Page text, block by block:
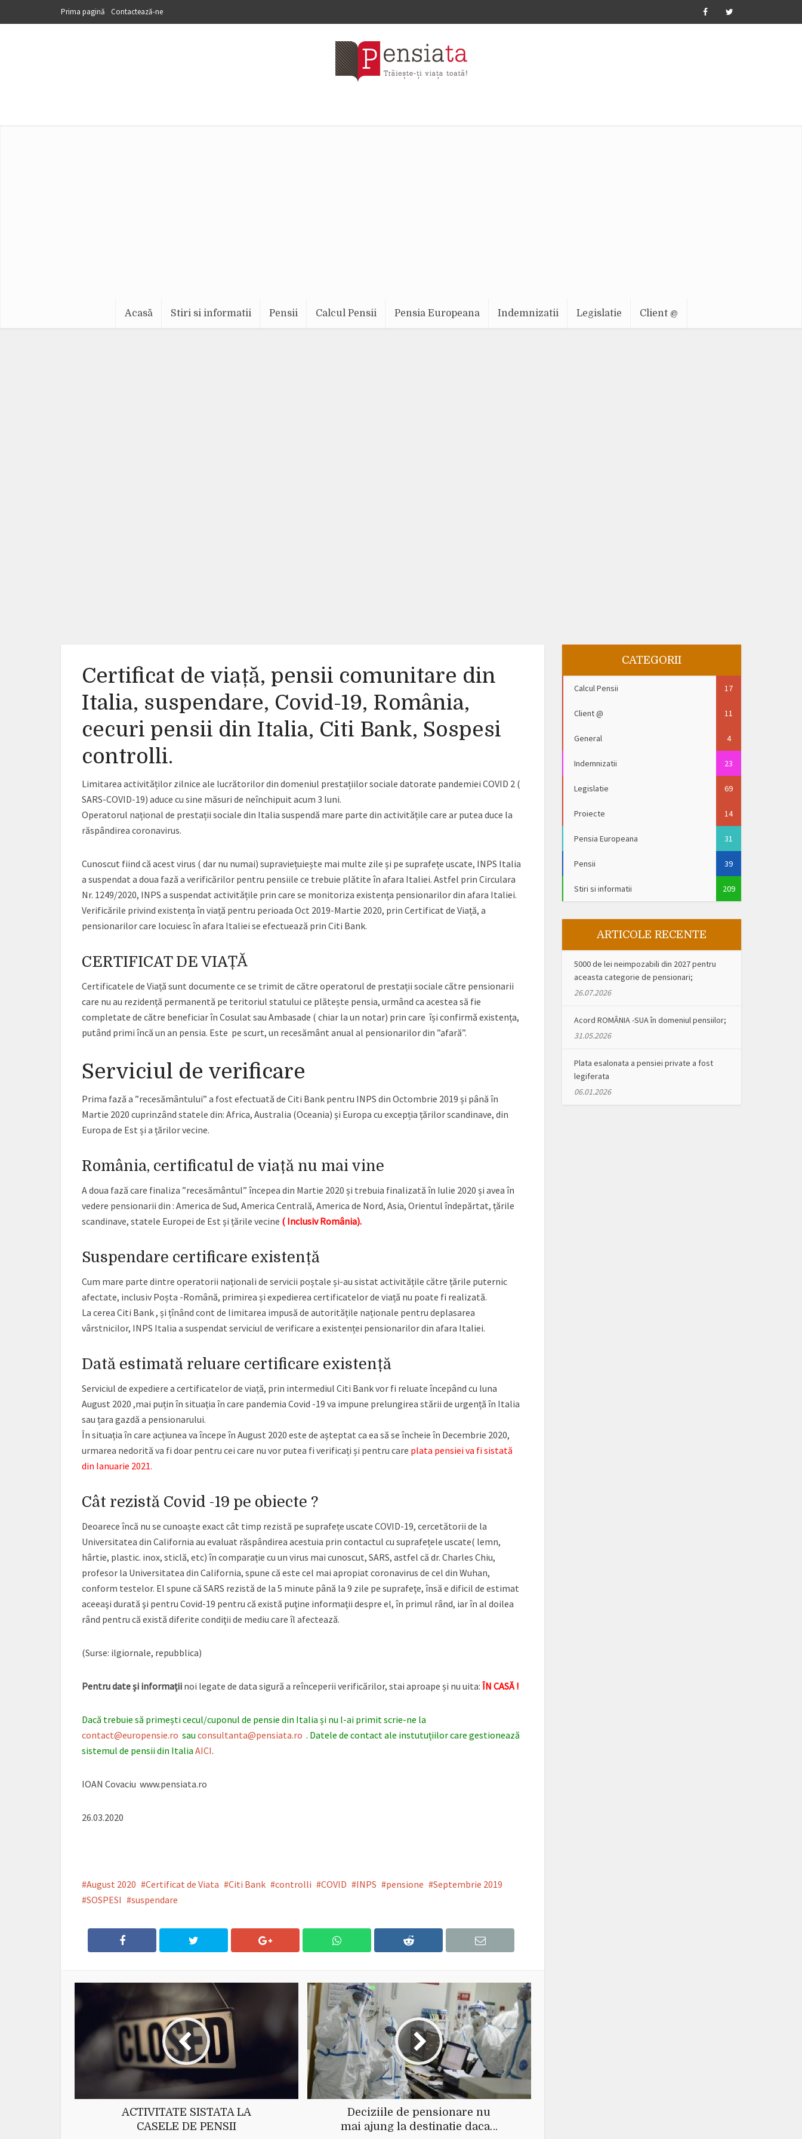
Prima pagină Contactează-ne
Acasă Stiri si informatii Pensii Calcul Pensii Pensia Europeana Indemnizatii Legislatie Client @
Certificat de viață, pensii comunitare din
Italia, suspendare, Covid-19, România,
cecuri pensii din Italia, Citi Bank, Sospesi
controlli.
Limitarea activităților zilnice ale lucrătorilor din domeniul prestațiilor sociale datorate pandemiei COVID 2 (
SARS-COVID-19) aduce cu sine măsuri de neînchipuit acum 3 luni.
Operatorul național de prestații sociale din Italia suspendă mare parte din activitățile care ar putea duce la
răspândirea coronavirus.
Cunoscut fiind că acest virus ( dar nu numai) supraviețuiește mai multe zile și pe suprafețe uscate, INPS Italia
a suspendat a doua fază a verificărilor pentru pensiile ce trebuie plătite în afara Italiei. Astfel prin Circulara
Nr. 1249/2020, INPS a suspendat activitățile prin care se monitoriza existența pensionarilor din afara Italiei.
Verificările privind existența în viață pentru perioada Oct 2019-Martie 2020, prin Certificat de Viață, a
pensionarilor care locuiesc în afara Italiei se efectuează prin Citi Bank.
CERTIFICAT DE VIAȚĂ
Certificatele de Viață sunt documente ce se trimit de către operatorul de prestații sociale către pensionarii
care nu au rezidență permanentă pe teritoriul statului ce plătește pensia, urmând ca acestea să fie
completate de către beneficiar în Cosulat sau Ambasade ( chiar la un notar) prin care își confirmă existența,
putând primi încă un an pensia. Este pe scurt, un recesământ anual al pensionarilor din ”afară”.
Serviciul de verificare
Prima fază a ”recesământului” a fost efectuată de Citi Bank pentru INPS din Octombrie 2019 și până în
Martie 2020 cuprinzând statele din: Africa, Australia (Oceania) și Europa cu excepția țărilor scandinave, din
Europa de Est și a țărilor vecine.
România, certificatul de viață nu mai vine
A doua fază care finaliza ”recesământul” începea din Martie 2020 și trebuia finalizată în Iulie 2020 și avea în
vedere pensionarii din : America de Sud, America Centrală, America de Nord, Asia, Orientul îndepărtat, țările
scandinave, statele Europei de Est și țările vecine ( Inclusiv România).
Suspendare certificare existență
Cum mare parte dintre operatorii naționali de servicii poștale și-au sistat activitățile către țările puternic
afectate, inclusiv Poșta -Română, primirea și expedierea certificatelor de viață nu poate fi realizată.
La cerea Citi Bank , și țînând cont de limitarea impusă de autoritățile naționale pentru deplasarea
vârstnicilor, INPS Italia a suspendat serviciul de verificare a existenței pensionarilor din afara Italiei.
Dată estimată reluare certificare existență
Serviciul de expediere a certificatelor de viață, prin intermediul Citi Bank vor fi reluate începând cu luna
August 2020 ,mai puțin în situația în care pandemia Covid -19 va impune prelungirea stării de urgență în Italia
sau țara gazdă a pensionarului.
În situația în care acțiunea va începe în August 2020 este de așteptat ca ea să se încheie în Decembrie 2020,
urmarea nedorită va fi doar pentru cei care nu vor putea fi verificați și pentru care plata pensiei va fi sistată
din Ianuarie 2021.
Cât rezistă Covid -19 pe obiecte ?
Deoarece încă nu se cunoaște exact cât timp rezistă pe suprafețe uscate COVID-19, cercetătorii de la
Universitatea din California au evaluat răspândirea acestuia prin contactul cu suprafețele uscate( lemn,
hârtie, plastic. inox, sticlă, etc) în comparație cu un virus mai cunoscut, SARS, astfel că dr. Charles Chiu,
profesor la Universitatea din California, spune că este cel mai apropiat coronavirus de cel din Wuhan,
conform testelor. El spune că SARS rezistă de la 5 minute până la 9 zile pe suprafeţe, însă e dificil de estimat
aceeaşi durată şi pentru Covid-19 pentru că există puţine informaţii despre el, în primul rând, iar în al doilea
rând pentru că există diferite condiţii de mediu care îl afectează.
(Surse: ilgiornale, repubblica)
Pentru date și informații noi legate de data sigură a reînceperii verificărilor, stai aproape și nu uita: ÎN CASĂ !
Dacă trebuie să primești cecul/cuponul de pensie din Italia și nu l-ai primit scrie-ne la
contact@europensie.ro sau consultanta@pensiata.ro . Datele de contact ale instutuțiilor care gestionează
sistemul de pensii din Italia AICI.
IOAN Covaciu www.pensiata.ro
26.03.2020
August 2020 Certificat de Viata Citi Bank controlli COVID INPS pensione
Septembrie 2019
SOSPESI
suspendare
ACTIVITATE SISTATA LA
CASELE DE PENSII
Deciziile de pensionare nu
mai ajung la destinatie daca…
CATEGORII
Calcul Pensii 17
Client @ 11
General 4
Indemnizatii 23
Legislatie 69
Proiecte 14
Pensia Europeana 31
Pensii 39
Stiri si informatii 209
ARTICOLE RECENTE
5000 de lei neimpozabili din 2027 pentru
aceasta categorie de pensionari;
26.07.2026
Acord ROMÂNIA -SUA în domeniul pensiilor;
31.05.2026
Plata esalonata a pensiei private a fost
legiferata
06.01.2026